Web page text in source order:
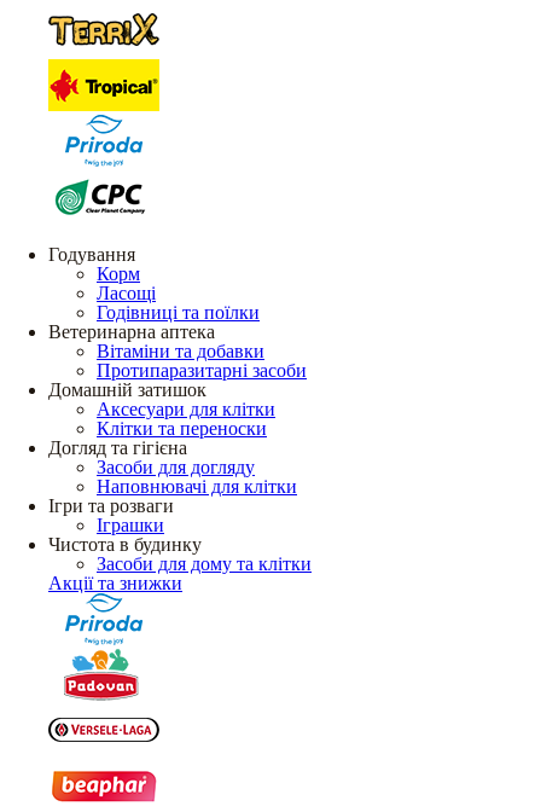
Годування
Корм
Ласощі
Годівниці та поїлки
Ветеринарна аптека
Вітаміни та добавки
Протипаразитарні засоби
Домашній затишок
Аксесуари для клітки
Клітки та переноски
Догляд та гігієна
Засоби для догляду
Наповнювачі для клітки
Ігри та розваги
Іграшки
Чистота в будинку
Засоби для дому та клітки
Акції та знижки